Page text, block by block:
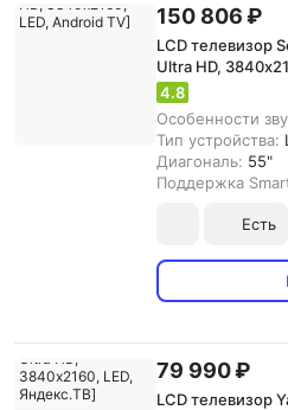
150 806 ₽
LCD телевизор
Ultra HD,
4.8
Особенности
Тип устройства:
Диагональ: 55"
Поддержка
Есть
79 990 ₽
LCD телевизор